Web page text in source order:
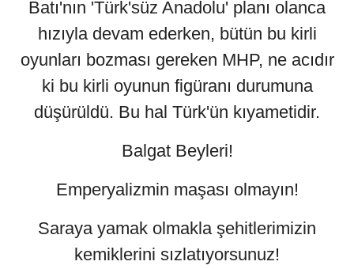
Batı'nın 'Türk'süz Anadolu' planı olanca
hızıyla devam ederken, bütün bu kirli
oyunları bozması gereken MHP, ne acıdır
ki bu kirli oyunun figüranı durumuna
düşürüldü. Bu hal Türk'ün kıyametidir.
Balgat Beyleri!
Emperyalizmin maşası olmayın!
Saraya yamak olmakla şehitlerimizin
kemiklerini sızlatıyorsunuz!